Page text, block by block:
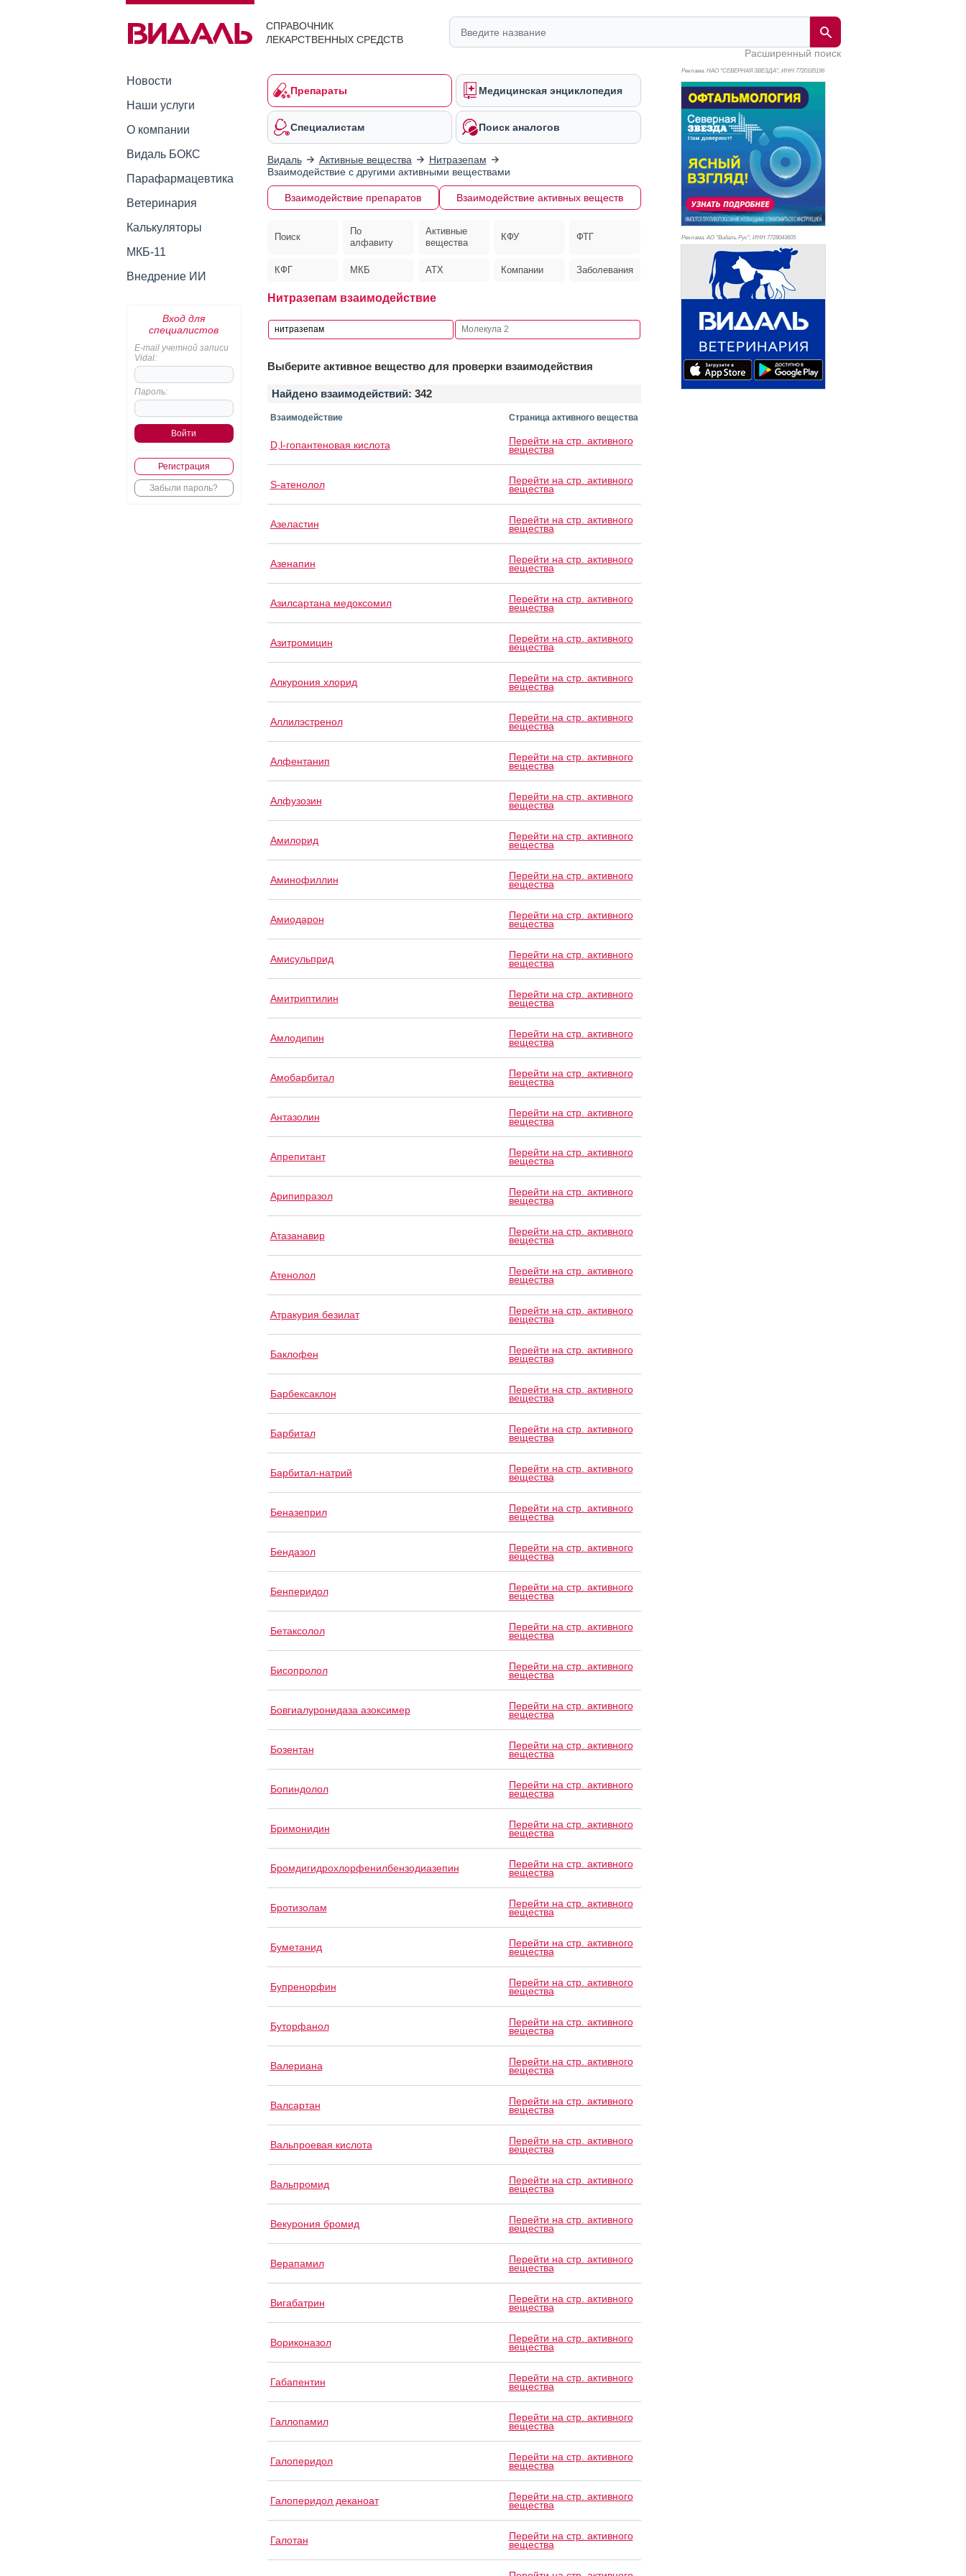
СПРАВОЧНИК
ЛЕКАРСТВЕННЫХ СРЕДСТВ
Расширенный поиск
Новости
Наши услуги
О компании
Видаль БОКС
Парафармацевтика
Ветеринария
Калькуляторы
МКБ-11
Внедрение ИИ
Вход для
специалистов
E-mail учетной записи
Vidal:
Пароль:
Регистрация
Забыли пароль?
Препараты Медицинская энциклопедия
Специалистам Поиск аналогов
Видаль Активные вещества
Нитразепам
Взаимодействие с другими активными веществами
Взаимодействие препаратов Взаимодействие активных веществ
Поиск
По
алфавиту
Активные
вещества
КФУ ФТГ
КФГ МКБ АТХ Компании Заболевания
Нитразепам взаимодействие
Выберите активное вещество для проверки взаимодействия
Найдено взаимодействий: 342
Взаимодействие Страница активного вещества
D,l-гопантеновая кислота Перейти на стр. активного
вещества
S-атенолол Перейти на стр. активного
вещества
Азеластин Перейти на стр. активного
вещества
Азенапин Перейти на стр. активного
вещества
Азилсартана медоксомил Перейти на стр. активного
вещества
Азитромицин Перейти на стр. активного
вещества
Алкурония хлорид Перейти на стр. активного
вещества
Аллилэстренол Перейти на стр. активного
вещества
Алфентанип Перейти на стр. активного
вещества
Алфузозин Перейти на стр. активного
вещества
Амилорид Перейти на стр. активного
вещества
Аминофиллин Перейти на стр. активного
вещества
Амиодарон Перейти на стр. активного
вещества
Амисульприд Перейти на стр. активного
вещества
Амитриптилин Перейти на стр. активного
вещества
Амлодипин Перейти на стр. активного
вещества
Амобарбитал Перейти на стр. активного
вещества
Антазолин Перейти на стр. активного
вещества
Апрепитант Перейти на стр. активного
вещества
Арипипразол Перейти на стр. активного
вещества
Атазанавир Перейти на стр. активного
вещества
Атенолол Перейти на стр. активного
вещества
Атракурия безилат Перейти на стр. активного
вещества
Баклофен Перейти на стр. активного
вещества
Барбексаклон Перейти на стр. активного
вещества
Барбитал Перейти на стр. активного
вещества
Барбитал-натрий Перейти на стр. активного
вещества
Беназеприл Перейти на стр. активного
вещества
Бендазол Перейти на стр. активного
вещества
Бенперидол Перейти на стр. активного
вещества
Бетаксолол Перейти на стр. активного
вещества
Бисопролол Перейти на стр. активного
вещества
Бовгиалуронидаза азоксимер Перейти на стр. активного
вещества
Бозентан Перейти на стр. активного
вещества
Бопиндолол Перейти на стр. активного
вещества
Бримонидин Перейти на стр. активного
вещества
Бромдигидрохлорфенилбензодиазепин Перейти на стр. активного
вещества
Бротизолам Перейти на стр. активного
вещества
Буметанид Перейти на стр. активного
вещества
Бупренорфин Перейти на стр. активного
вещества
Буторфанол Перейти на стр. активного
вещества
Валериана Перейти на стр. активного
вещества
Валсартан Перейти на стр. активного
вещества
Вальпроевая кислота Перейти на стр. активного
вещества
Вальпромид Перейти на стр. активного
вещества
Векурония бромид Перейти на стр. активного
вещества
Верапамил Перейти на стр. активного
вещества
Вигабатрин Перейти на стр. активного
вещества
Вориконазол Перейти на стр. активного
вещества
Габапентин Перейти на стр. активного
вещества
Галлопамил Перейти на стр. активного
вещества
Галоперидол Перейти на стр. активного
вещества
Галоперидол деканоат Перейти на стр. активного
вещества
Галотан Перейти на стр. активного
вещества
Реклама. НАО "СЕВЕРНАЯ ЗВЕЗДА", ИНН 7720185196
Реклама. АО "Видаль Рус", ИНН 7728043605